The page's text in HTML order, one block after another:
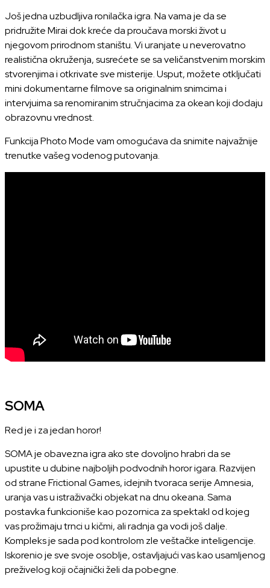
Još jedna uzbudljiva ronilačka igra. Na vama je da se
pridružite Mirai dok kreće da proučava morski život u
njegovom prirodnom staništu. Vi uranjate u neverovatno
realistična okruženja, susrećete se sa veličanstvenim morskim
stvorenjima i otkrivate sve misterije. Usput, možete otključati
mini dokumentarne filmove sa originalnim snimcima i
intervjuima sa renomiranim stručnjacima za okean koji dodaju
obrazovnu vrednost.
Funkcija Photo Mode vam omogućava da snimite najvažnije
trenutke vašeg vodenog putovanja.
SOMA
Red je i za jedan horor!
SOMA je obavezna igra ako ste dovoljno hrabri da se
upustite u dubine najboljih podvodnih horor igara. Razvijen
od strane Frictional Games, idejnih tvoraca serije Amnesia,
uranja vas u istraživački objekat na dnu okeana. Sama
postavka funkcioniše kao pozornica za spektakl od kojeg
vas prožimaju trnci u kičmi, ali radnja ga vodi još dalje.
Kompleks je sada pod kontrolom zle veštačke inteligencije.
Iskorenio je sve svoje osoblje, ostavljajući vas kao usamljenog
preživelog koji očajnički želi da pobegne.